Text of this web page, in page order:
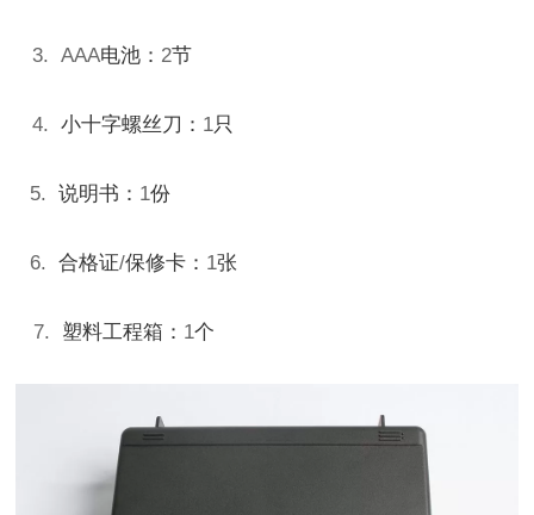
3. AAA电池： 2节
4. 小十字螺丝刀： 1只
5. 说明书： 1份
6. 合格证/保修卡： 1张
7. 塑料工程箱： 1个